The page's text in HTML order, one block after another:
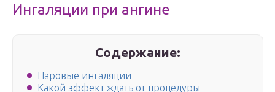
Ингаляции при ангине
Содержание:
Паровые ингаляции
Какой эффект ждать от процедуры